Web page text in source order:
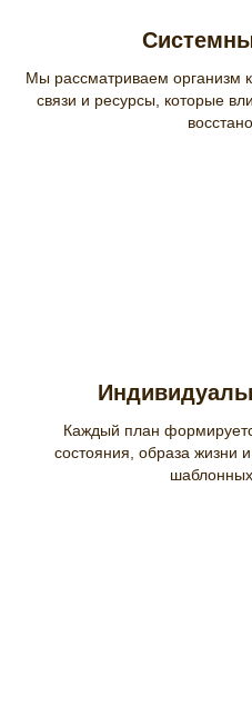
Мы рассматриваем организм
связи и ресурсы, которые
Каждый план
состояния, образа жизни